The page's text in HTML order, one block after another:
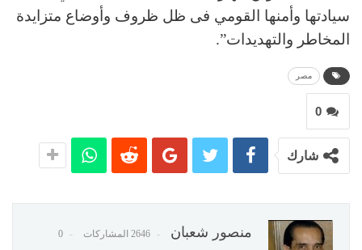
سيادتها وأمنها القومي فى ظل ظروف وأوضاع متزايدة
المخاطر والتهديدات”.
مصر
0
شارك
منصور شعبان 2646 المشاركات 0